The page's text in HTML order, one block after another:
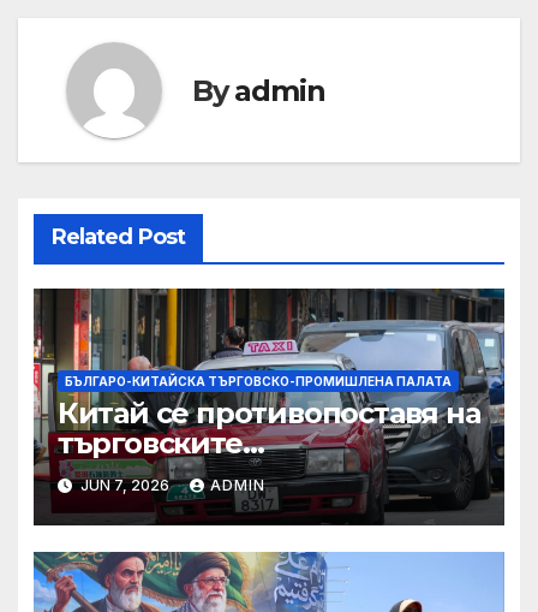
Byadmin
Related Post
БЪЛГАРО-КИТАЙСКА ТЪРГОВСКО-ПРОМИШЛЕНА ПАЛАТА
Китай се противопоставя на
търговските
ограничителни мерки на
САЩ във връзка с искове за
принудителен труд:
Министерство на
търговията
JUN 7, 2026 ADMIN